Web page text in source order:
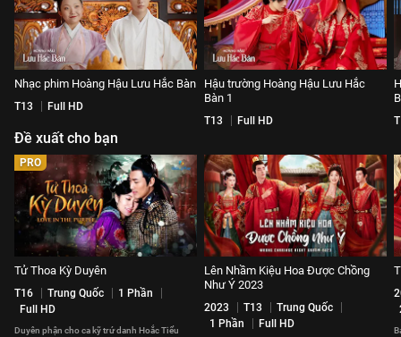
Nhạc phim Hoàng Hậu Lưu Hắc Bàn
T13 Full HD
Hậu trường Hoàng Hậu Lưu Hắc
Bàn 1
T13 Full HD
Đề xuất cho bạn
PRO
Tử Thoa Kỳ Duyên
T16 Trung Quốc
1 Phần
Full HD
Duyên phận cho ca kỹ trứ danh Hoắc Tiểu
Lên Nhầm Kiệu Hoa Được Chồng
Như Ý 2023
2023 T13
Trung Quốc
1 Phần
Full HD